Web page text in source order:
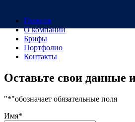
Главная
О компании
Брифы
Портфолио
Контакты
Оставьте свои данные
"*"обозначает обязательные поля
Имя*